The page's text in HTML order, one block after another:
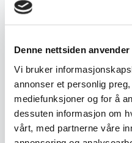
Denne nettsiden
Vi bruker
annonser et personlig
mediefunksjoner og for å
dessuten informasjon om
vårt, med partnerne våre
← Forrige objekt